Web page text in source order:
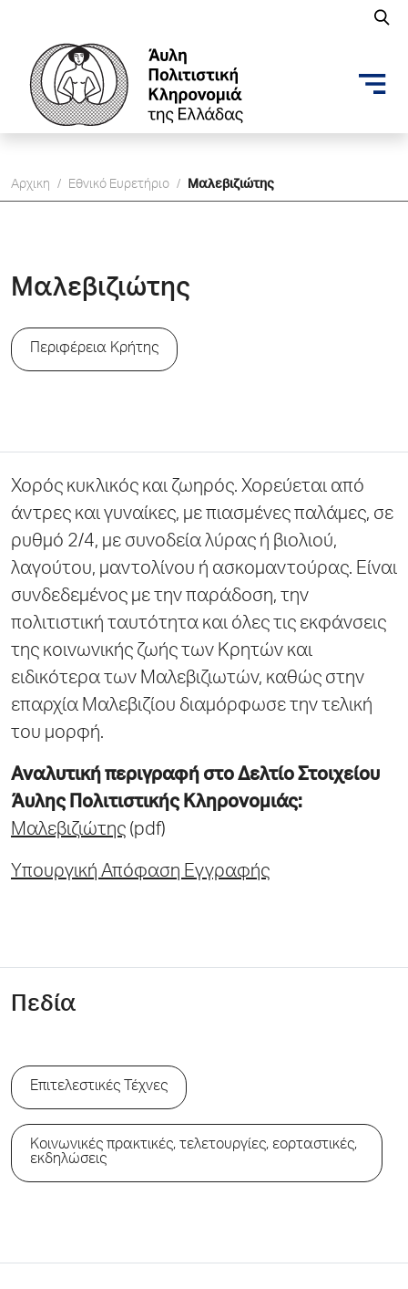
Αρχικη / Εθνικό Ευρετήριο / Μαλεβιζιώτης
Μαλεβιζιώτης
Περιφέρεια Κρήτης
Χορός κυκλικός και ζωηρός. Χορεύεται από
άντρες και γυναίκες, με πιασμένες παλάμες, σε
ρυθμό 2/4, με συνοδεία λύρας ή βιολιού,
λαγούτου, μαντολίνου ή ασκομαντούρας. Είναι
συνδεδεμένος με την παράδοση, την
πολιτιστική ταυτότητα και όλες τις εκφάνσεις
της κοινωνικής ζωής των Κρητών και
ειδικότερα των Μαλεβιζιωτών, καθώς στην
επαρχία Μαλεβιζίου διαμόρφωσε την τελική
του μορφή.
Αναλυτική περιγραφή στο Δελτίο Στοιχείου
Άυλης Πολιτιστικής Κληρονομιάς:
Μαλεβιζιώτης (pdf)
Yπουργική Απόφαση Εγγραφής
Πεδία
Επιτελεστικές Τέχνες
Κοινωνικές πρακτικές, τελετουργίες, εορταστικές,
εκδηλώσεις